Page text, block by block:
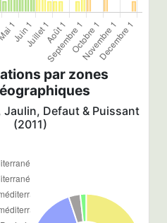
par zones
Defaut & Puissant
(2011)